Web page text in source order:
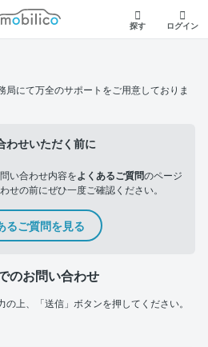
モビリコ
探す ログイン
局にて万全のサポートをご用意しておりま
わせいただく前に
い合わせ内容をよくあるご質問のページ
せの前にぜひ一度ご確認ください。
るご質問を見る
のお問い合わせ
上、「送信」ボタンを押してください。